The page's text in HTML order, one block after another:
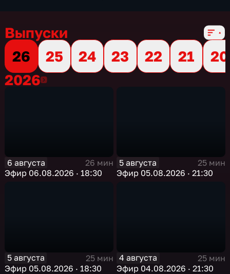
Выпуски
26
25 24 23 22 21
20
20262026
6 августа
26 мин
Эфир 06.08.2026 · 18:30
5 августа
25 мин
Эфир 05.08.2026 · 21:30
5 августа
25 мин
Эфир 05.08.2026 · 18:30
4 августа
25 мин
Эфир 04.08.2026 · 21:30